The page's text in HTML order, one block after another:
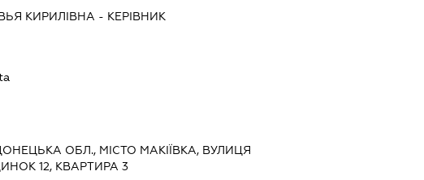
КИРИЛІВНА - КЕРІВНИК
ОБЛ., МІСТО МАКІЇВКА, ВУЛИЦЯ
12, КВАРТИРА 3